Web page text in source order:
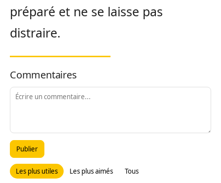
préparé et ne se laisse pas
distraire.
Commentaires
Publier
Les plus utiles Les plus aimés Tous